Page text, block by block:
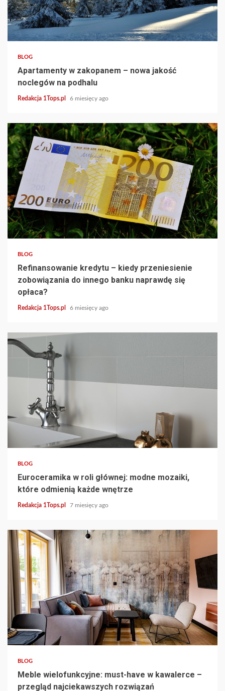
3 min read
BLOG
Apartamenty w zakopanem – nowa jakość
noclegów na podhalu
Redakcja 1Tops.pl 6 miesięcy ago
4 min read
BLOG
Refinansowanie kredytu – kiedy przeniesienie
zobowiązania do innego banku naprawdę się
opłaca?
Redakcja 1Tops.pl 6 miesięcy ago
BLOG
Euroceramika w roli głównej: modne mozaiki,
które odmienią każde wnętrze
Redakcja 1Tops.pl 7 miesięcy ago
4 min read
BLOG
Meble wielofunkcyjne: must-have w kawalerce –
przegląd najciekawszych rozwiązań